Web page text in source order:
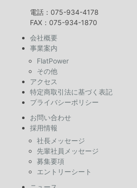
電話：075-934-4178
FAX：075-934-1870
会社概要
事業案内
FlatPower
その他
アクセス
特定商取引法に基づく表記
プライバシーポリシー
お問い合わせ
採用情報
社長メッセージ
先輩社員メッセージ
募集要項
エントリーシート